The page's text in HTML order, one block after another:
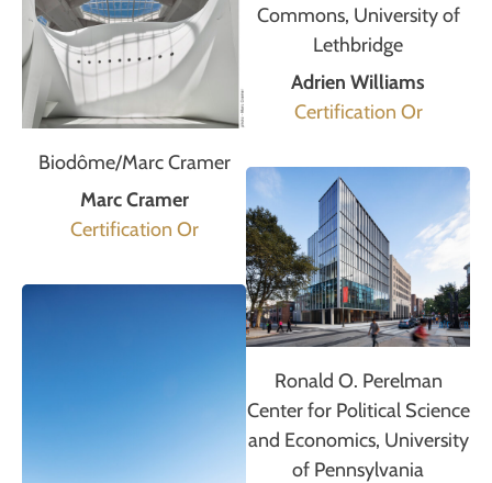
Biodôme/Marc Cramer
Marc Cramer
Certification Or
Commons, University of
Lethbridge
Adrien Williams
Certification Or
Ronald O. Perelman
Center for Political Science
and Economics, University
of Pennsylvania